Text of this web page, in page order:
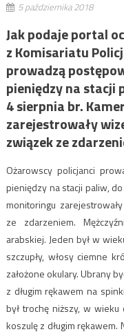
5 października 2018
Jak podaje portal
z Komisariatu
prowadzą
pieniędzy na stacji
4 sierpnia br.
zarejestrowały
związek ze
Ożarowscy policjanci
pieniędzy na stacji paliw,
monitoringu
ze zdarzeniem.
arabskiej. Jeden był w
szczupły, włosy ciemne
założone okulary. Ubrany
z długim rękawem na
był trochę niższy, w wieku
koszulę z długim rękawem.